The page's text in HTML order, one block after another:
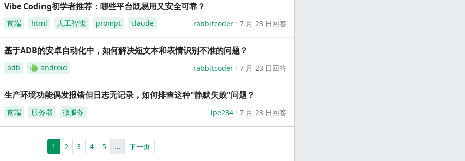
Vibe Coding初学者推荐：哪些平台既易用又安全可靠？
前端 html 人工智能 prompt claude rabbitcoder 7 月 23 日回答
基于ADB的安卓自动化中，如何解决短文本和表情识别不准的问题？
adb android rabbitcoder 7 月 23 日回答
生产环境功能偶发报错但日志无记录，如何排查这种"静默失败"问题？
前端 服务器 微服务 lpe234 7 月 23 日回答
1 (current)
2 3 4 5 …More下一页